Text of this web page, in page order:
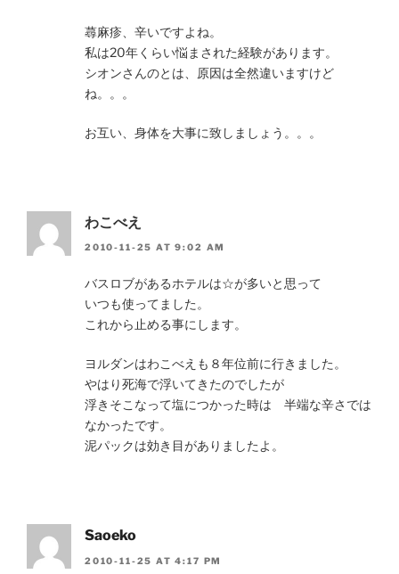
蕁麻疹、辛いですよね。
私は20年くらい悩まされた経験があります。
シオンさんのとは、原因は全然違いますけど
ね。。。
お互い、身体を大事に致しましょう。。。
わこべえ
2010-11-25 AT 9:02 AM
バスロブがあるホテルは☆が多いと思って
いつも使ってました。
これから止める事にします。
ヨルダンはわこべえも８年位前に行きました。
やはり死海で浮いてきたのでしたが
浮きそこなって塩につかった時は 半端な辛さでは
なかったです。
泥パックは効き目がありましたよ。
Saoeko
2010-11-25 AT 4:17 PM